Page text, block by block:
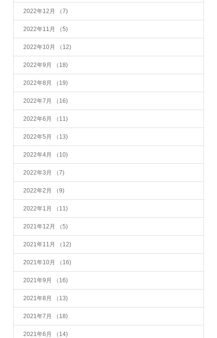
2022年12月 （7)
2022年11月 （5)
2022年10月 （12)
2022年9月 （18)
2022年8月 （19)
2022年7月 （16)
2022年6月 （11)
2022年5月 （13)
2022年4月 （10)
2022年3月 （7)
2022年2月 （9)
2022年1月 （11)
2021年12月 （5)
2021年11月 （12)
2021年10月 （16)
2021年9月 （16)
2021年8月 （13)
2021年7月 （18)
2021年6月 （14)